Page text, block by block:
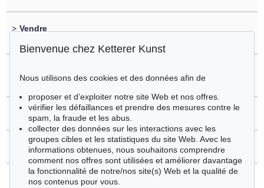
> Vendre
Heinrich von Zügel
Questions sur l´achat
Contacter l'expert
Bienvenue chez Ketterer Kunst
Nous utilisons des cookies et des données afin de
proposer et d’exploiter notre site Web et nos offres.
vérifier les défaillances et prendre des mesures contre le
spam, la fraude et les abus.
collecter des données sur les interactions avec les
groupes cibles et les statistiques du site Web. Avec les
informations obtenues, nous souhaitons comprendre
comment nos offres sont utilisées et améliorer davantage
la fonctionnalité de notre/nos site(s) Web et la qualité de
nos contenus pour vous.